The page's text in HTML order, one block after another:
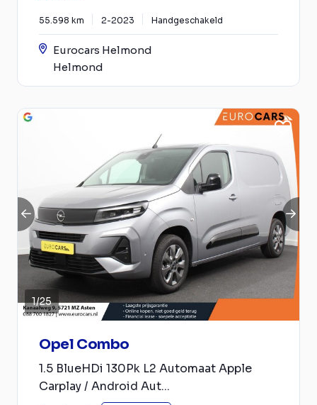
55.598 km 2-2023 Handgeschakeld
Eurocars Helmond
Helmond
1/25
Opel Combo
1.5 BlueHDi 130Pk L2 Automaat Apple
Carplay / Android Aut...